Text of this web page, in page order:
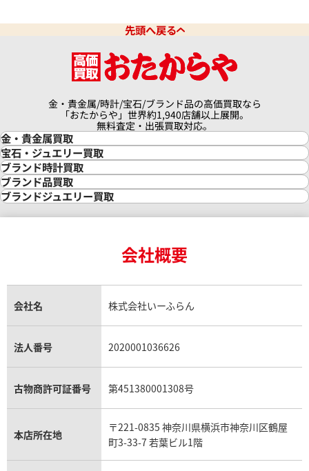
先頭へ戻る
金・貴金属/時計/宝石/ブランド品の高価買取なら
「おたからや」世界約1,940店舗以上展開。
無料査定・出張買取対応。
金・貴金属買取
金買取
金の相場価格情報
金の参考買取価格一覧
インゴット買取
インゴットの相場価格情報
24金買取
金貨買取
貴金属買取
銀・シルバー買取
パラジウム買取
宝石・ジュエリー買取
宝石・ジュエリー買取
ダイヤモンド買取
ダイヤモンド・宝石の参考価格一覧
リング・結婚指輪買取
エメラルド買取
トパーズ買取
タンザナイト買取
キャッツアイ買取
アクアマリン買取
ブランド時計買取
時計買取
ロレックス買取
ロレックス デイトナ買取
ロレックス サブマリーナー買取
ロレックス エクスプローラー買取
ロレックス デイトジャスト買取
パテック フィリップノーチラス買取
ヴァシュロン・コンスタンタン買取
オメガ買取
カルティエ買取
フランク ミュラー買取
リシャール・ミル買取
ブランド品買取
ブランド買取
シャネル マトラッセ買取
セリーヌ買取
プラダ買取
ブランドジュエリー買取
ヴァンクリーフ＆アーペル買取
ショーメ買取
ダミアーニ買取
モーブッサン買取
会社概要
会社名 株式会社いーふらん
法人番号 2020001036626
古物商許可証番号 第451380001308号
本店所在地
〒221-0835 神奈川県横浜市神奈川区鶴屋
町3-33-7 若葉ビル1階